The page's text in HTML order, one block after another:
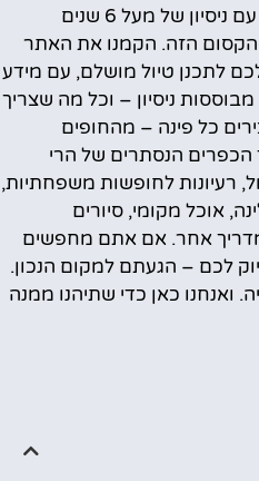
אנחנו לירון וקרן – זוג מטיילים עם ניסיון של מעל 6 שנים
הקסום הזה. הקמנו את האתר
לתכנן טיול מושלם, עם מידע
ניסיון – וכל מה שצריך
כל פינה – מהחופים
הנסתרים של הרי
רעיונות לחופשות משפחתיות,
אוכל מקומי, סיורים
אחר. אם אתם מחפשים
לכם – הגעתם למקום הנכון.
ואנחנו כאן כדי שתיהנו ממנה